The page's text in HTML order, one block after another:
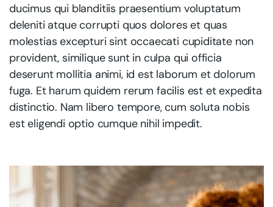
ducimus qui blanditiis praesentium voluptatum
deleniti atque corrupti quos dolores et quas
molestias excepturi sint occaecati cupiditate non
provident, similique sunt in culpa qui officia
deserunt mollitia animi, id est laborum et dolorum
fuga. Et harum quidem rerum facilis est et expedita
distinctio. Nam libero tempore, cum soluta nobis
est eligendi optio cumque nihil impedit.